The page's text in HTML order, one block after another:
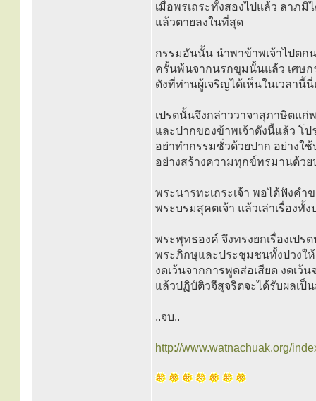
เมื่อพรเถระทั้งสองไปแล้ว ลาภมิ
แล้วตายลงในที่สุด
กรรมอันนั้น นำพาข้าพเจ้าไปตก
ครั้นพ้นจากนรกขุมนั้นแล้ว เศษก
ดังที่ท่านผู้เจริญได้เห็นในเวลานี้
เปรตนั้นจึงกล่าววาจาสุภาษิตแก่
และปากของข้าพเจ้าดังนี้แล้ว โ
อย่าทำกรรมชั่วด้วยปาก อย่างใ
อย่างสร้างความทุกข์ทรมานด้ว
พระนารทะเถระเจ้า พอได้ฟังคำ
พระบรมสุคตเจ้า แล้วเล่าเรื่องทั้
พระพุทธองค์ จึงทรงยกเรื่องเปร
พระภิกษุและประชุมชนทั้งปวงให้
งดเว้นจากการพูดส่อเสียด งดเว้
แล้วปฏิบัติวจีสุจริตจะได้รับผลเ
..จบ..
http://www.watnachuak.org/